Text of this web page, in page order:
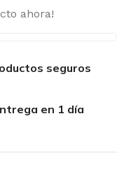
ahora!
seguros
en 1 día